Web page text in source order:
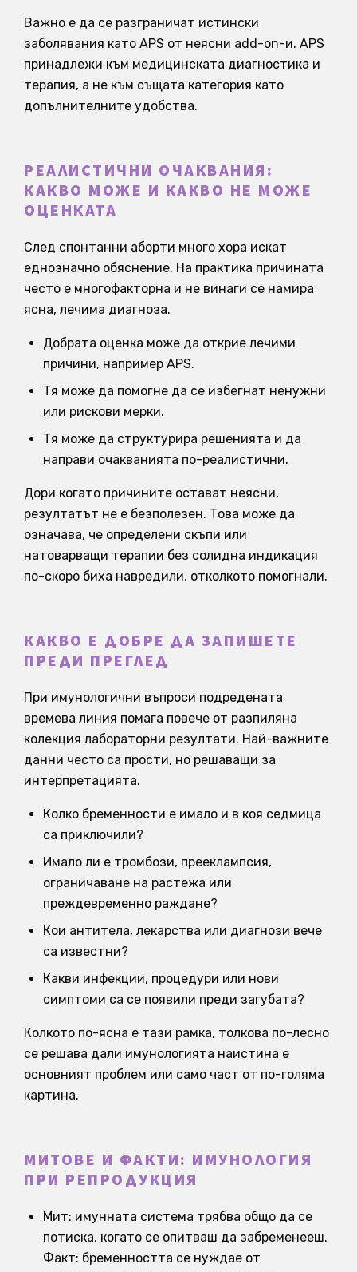
Важно е да се разграничат истински
заболявания като APS от неясни add-on-и. APS
принадлежи към медицинската диагностика и
терапия, а не към същата категория като
допълнителните удобства.
РЕАЛИСТИЧНИ ОЧАКВАНИЯ:
КАКВО МОЖЕ И КАКВО НЕ МОЖЕ
ОЦЕНКАТА
След спонтанни аборти много хора искат
еднозначно обяснение. На практика причината
често е многофакторна и не винаги се намира
ясна, лечима диагноза.
Добрата оценка може да открие лечими
причини, например APS.
Тя може да помогне да се избегнат ненужни
или рискови мерки.
Тя може да структурира решенията и да
направи очакванията по-реалистични.
Дори когато причините остават неясни,
резултатът не е безполезен. Това може да
означава, че определени скъпи или
натоварващи терапии без солидна индикация
по-скоро биха навредили, отколкото помогнали.
КАКВО Е ДОБРЕ ДА ЗАПИШЕТЕ
ПРЕДИ ПРЕГЛЕД
При имунологични въпроси подредената
времева линия помага повече от разпиляна
колекция лабораторни резултати. Най-важните
данни често са прости, но решаващи за
интерпретацията.
Колко бременности е имало и в коя седмица
са приключили?
Имало ли е тромбози, прееклампсия,
ограничаване на растежа или
преждевременно раждане?
Кои антитела, лекарства или диагнози вече
са известни?
Какви инфекции, процедури или нови
симптоми са се появили преди загубата?
Колкото по-ясна е тази рамка, толкова по-лесно
се решава дали имунологията наистина е
основният проблем или само част от по-голяма
картина.
МИТОВЕ И ФАКТИ: ИМУНОЛОГИЯ
ПРИ РЕПРОДУКЦИЯ
Мит: имунната система трябва общо да се
потиска, когато се опитваш да забременееш.
Факт: бременността се нуждае от